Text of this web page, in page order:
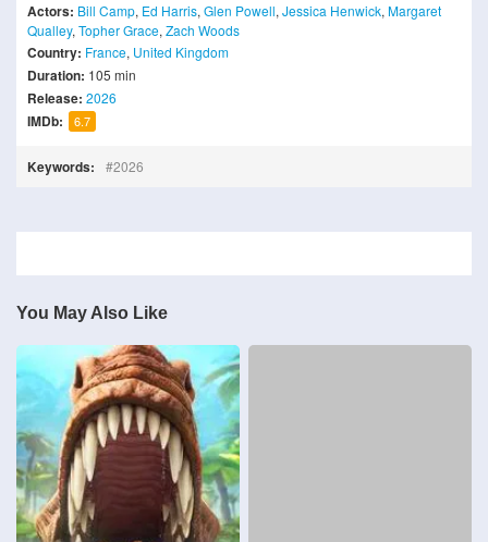
Actors: Bill Camp, Ed Harris, Glen Powell, Jessica Henwick, Margaret
Qualley, Topher Grace, Zach Woods
Country: France, United Kingdom
Duration: 105 min
Release: 2026
IMDb: 6.7
Keywords: 2026
You May Also Like